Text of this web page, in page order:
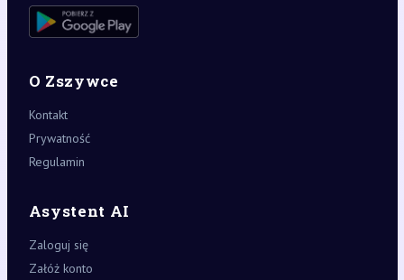
O Zszywce
Kontakt
Prywatność
Regulamin
Asystent AI
Zaloguj się
Załóż konto